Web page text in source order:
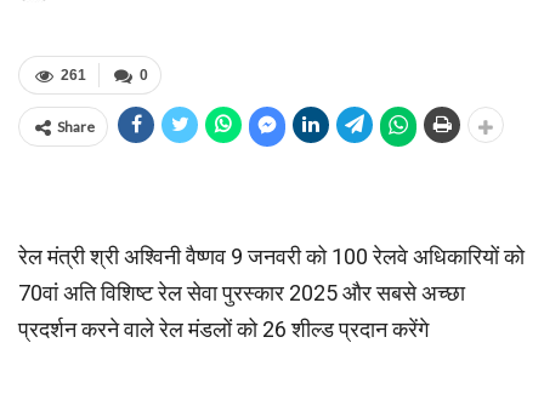
0
261
Share
रेल मंत्री श्री अश्विनी वैष्णव 9 जनवरी को 100 रेलवे अधिकारियों को
70वां अति विशिष्ट रेल सेवा पुरस्कार 2025 और सबसे अच्छा
प्रदर्शन करने वाले रेल मंडलों को 26 शील्ड प्रदान करेंगे